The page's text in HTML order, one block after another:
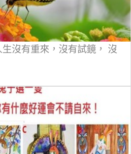
生沒有重來，沒有試鏡， 沒